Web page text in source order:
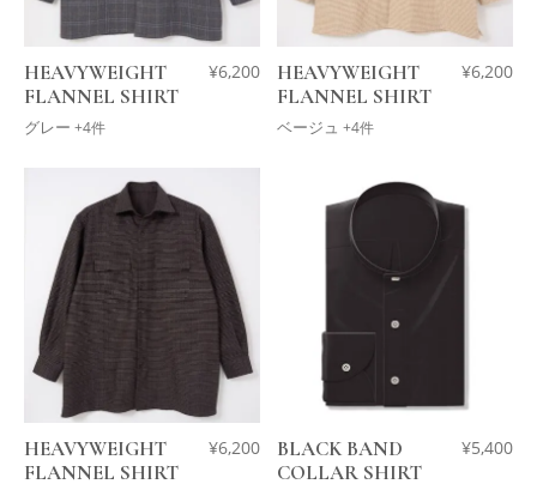
HEAVYWEIGHT
FLANNEL SHIRT
グレー +4件
¥6,200
HEAVYWEIGHT
FLANNEL SHIRT
ベージュ +4件
¥6,200
HEAVYWEIGHT
FLANNEL SHIRT
¥6,200
BLACK BAND
COLLAR SHIRT
¥5,400